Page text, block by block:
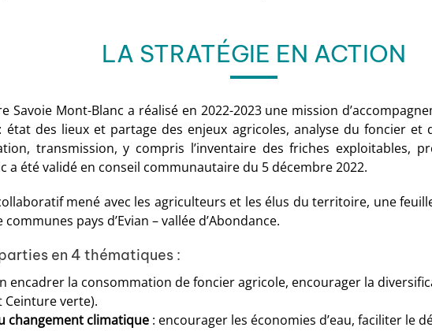
LA STRATÉGIE EN ACTION
Savoie Mont-Blanc a réalisé en 2022-2023 une mission
des lieux et partage des enjeux agricoles, analyse du foncier et
transmission, y compris l’inventaire des friches exploitables,
a été validé en conseil communautaire du 5 décembre 2022.
mené avec les agriculteurs et les élus du territoire, une
pays d’Evian – vallée d’Abondance.
en 4 thématiques :
encadrer la consommation de foncier agricole, encourager la
verte).
changement climatique : encourager les économies d’eau, faciliter le